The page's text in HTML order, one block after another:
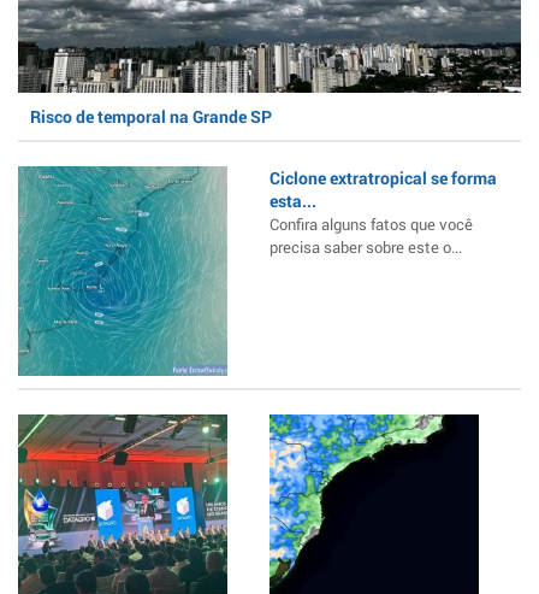
Risco de temporal na Grande SP
Ciclone extratropical se forma
esta...
Confira alguns fatos que você
precisa saber sobre este o...